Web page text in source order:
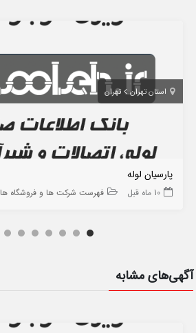
استان تهران تهران
پارسیان لوله
10 ماه قبل فهرست شرکت ها و فروشگاه ها
آگهی‌های مشابه